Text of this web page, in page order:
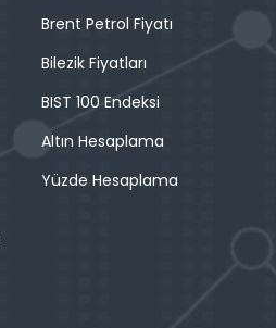
Brent Petrol Fiyatı
Bilezik Fiyatları
BIST 100 Endeksi
Altın Hesaplama
Yüzde Hesaplama